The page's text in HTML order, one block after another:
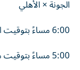
الجونة × الأهلي
6:00 مساءً بتوقيت الإمارات
5:00 مساءً بتوقيت مصر